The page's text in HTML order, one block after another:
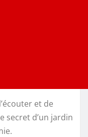
et de
secret d’un jardin